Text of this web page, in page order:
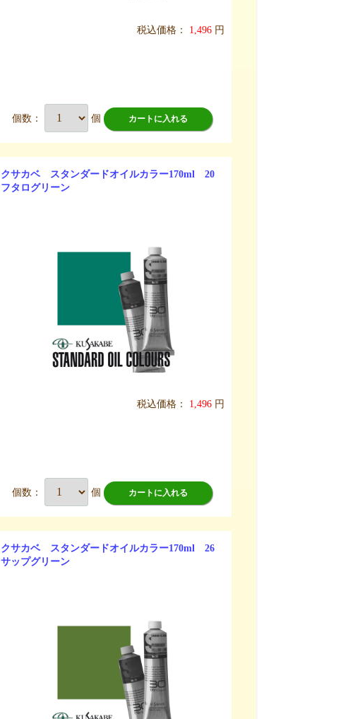
税込価格： 1,496 円
個数： 個 カートに入れる
クサカベ スタンダードオイルカラー170ml 20
フタログリーン
税込価格： 1,496 円
個数： 個 カートに入れる
クサカベ スタンダードオイルカラー170ml 26
サップグリーン